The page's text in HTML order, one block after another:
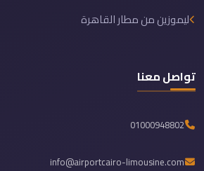
ليموزين من مطار القاهرة
تواصل معنا
01000948802
info@airportcairo-limousine.com